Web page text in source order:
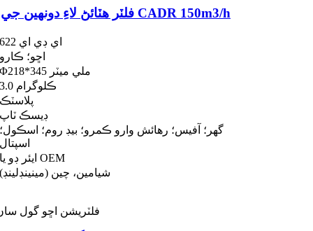
وائلڊ فائر HEPA فلٽر هٽائڻ لاءِ دونھين جي هوا صاف ڪندڙ مٽيءَ جا ذرڙا CADR 150m3/h
اي ڊي اي 622
اڇو؛ ڪارو
Φ218*345 ملي ميٽر
3.0 ڪلوگرام
پلاسٽڪ
ڊيسڪ ٽاپ
گھر؛ آفيس؛ رهائش وارو ڪمرو؛ بيڊ روم؛ اسڪول؛
اسپتال
ايئر ڊو يا OEM
شيامين، چين (مينينڊلينڊ)